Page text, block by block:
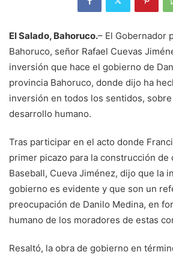
El Salado, Bahoruco.– El Gobernador
Bahoruco, señor Rafael Cuevas
inversión que hace el gobierno de
provincia Bahoruco, donde dijo ha
inversión en todos los sentidos,
desarrollo humano.
Tras participar en el acto donde
primer picazo para la construcción de
Baseball, Cueva Jiménez, dijo que la
gobierno es evidente y que son un
preocupación de Danilo Medina, en
humano de los moradores de estas
Resaltó, la obra de gobierno en